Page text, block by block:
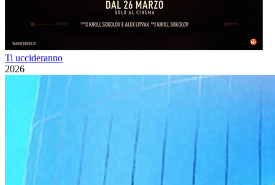
Ti uccideranno
2026